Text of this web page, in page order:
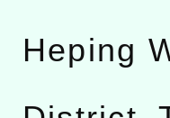
Heping